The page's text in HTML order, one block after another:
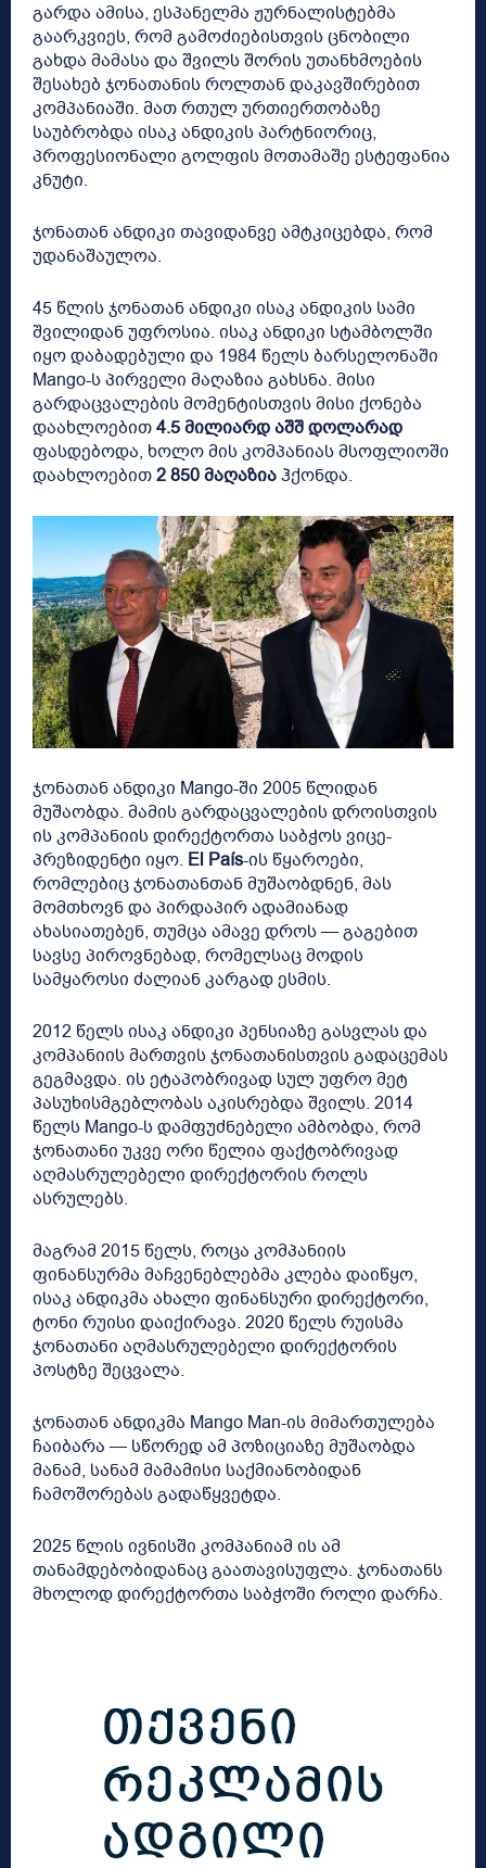
გარდა ამისა, ესპანელმა ჟურნალისტებმა
გაარკვიეს, რომ გამოძიებისთვის ცნობილი
გახდა მამასა და შვილს შორის უთანხმოების
შესახებ ჯონათანის როლთან დაკავშირებით
კომპანიაში. მათ რთულ ურთიერთობაზე
საუბრობდა ისაკ ანდიკის პარტნიორიც,
პროფესიონალი გოლფის მოთამაშე ესტეფანია
კნუტი.
ჯონათან ანდიკი თავიდანვე ამტკიცებდა, რომ
უდანაშაულოა.
45 წლის ჯონათან ანდიკი ისაკ ანდიკის სამი
შვილიდან უფროსია. ისაკ ანდიკი სტამბოლში
იყო დაბადებული და 1984 წელს ბარსელონაში
Mango-ს პირველი მაღაზია გახსნა. მისი
გარდაცვალების მომენტისთვის მისი ქონება
დაახლოებით4.5 მილიარდ აშშ დოლარად
ფასდებოდა, ხოლო მის კომპანიას მსოფლიოში
დაახლოებით2 850 მაღაზიაჰქონდა.
ჯონათან ანდიკი Mango-ში 2005 წლიდან
მუშაობდა. მამის გარდაცვალების დროისთვის
ის კომპანიის დირექტორთა საბჭოს ვიცე-
პრეზიდენტი იყო. El País-ის წყაროები,
რომლებიც ჯონათანთან მუშაობდნენ, მას
მომთხოვნ და პირდაპირ ადამიანად
ახასიათებენ, თუმცა ამავე დროს — გაგებით
სავსე პიროვნებად, რომელსაც მოდის
სამყაროსი ძალიან კარგად ესმის.
2012 წელს ისაკ ანდიკი პენსიაზე გასვლას და
კომპანიის მართვის ჯონათანისთვის გადაცემას
გეგმავდა. ის ეტაპობრივად სულ უფრო მეტ
პასუხისმგებლობას აკისრებდა შვილს. 2014
წელს Mango-ს დამფუძნებელი ამბობდა, რომ
ჯონათანი უკვე ორი წელია ფაქტობრივად
აღმასრულებელი დირექტორის როლს
ასრულებს.
მაგრამ 2015 წელს, როცა კომპანიის
ფინანსურმა მაჩვენებლებმა კლება დაიწყო,
ისაკ ანდიკმა ახალი ფინანსური დირექტორი,
ტონი რუისი დაიქირავა. 2020 წელს რუისმა
ჯონათანი აღმასრულებელი დირექტორის
პოსტზე შეცვალა.
ჯონათან ანდიკმა Mango Man-ის მიმართულება
ჩაიბარა — სწორედ ამ პოზიციაზე მუშაობდა
მანამ, სანამ მამამისი საქმიანობიდან
ჩამოშორებას გადაწყვეტდა.
2025 წლის ივნისში კომპანიამ ის ამ
თანამდებობიდანაც გაათავისუფლა. ჯონათანს
მხოლოდ დირექტორთა საბჭოში როლი დარჩა.